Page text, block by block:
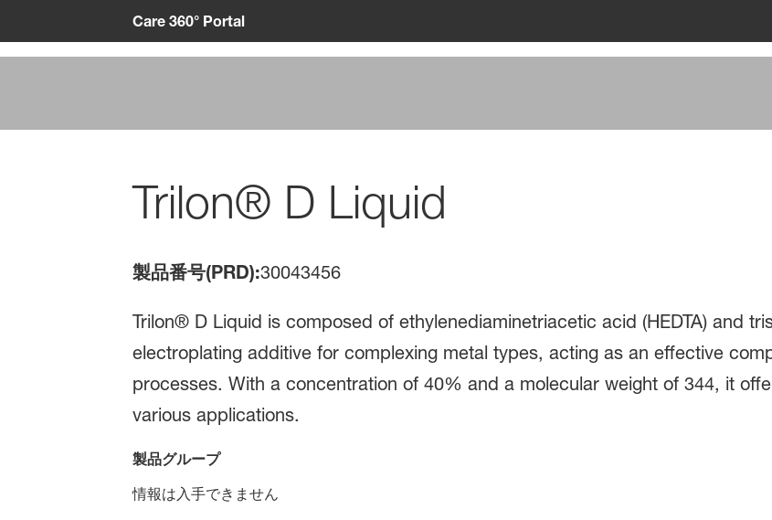
Care 360° Portal
Trilon® D Liquid
製品番号(PRD):30043456
Trilon® D Liquid is composed of ethylenediaminetriacetic acid (HEDTA) and
electroplating additive for complexing metal types, acting as an effective
processes. With a concentration of 40% and a molecular weight of 344, it
various applications.
製品グループ
情報は入手できません